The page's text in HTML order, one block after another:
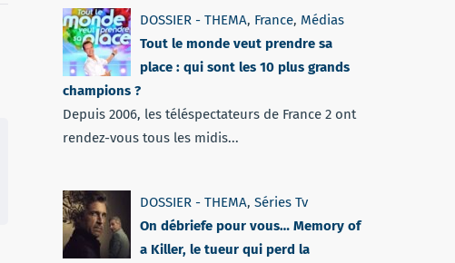
DOSSIER - THEMA, France, Médias
Tout le monde veut prendre sa
place : qui sont les 10 plus grands
champions ?
Depuis 2006, les téléspectateurs de France 2 ont
rendez-vous tous les midis...
DOSSIER - THEMA, Séries Tv
On débriefe pour vous… Memory of
a Killer, le tueur qui perd la